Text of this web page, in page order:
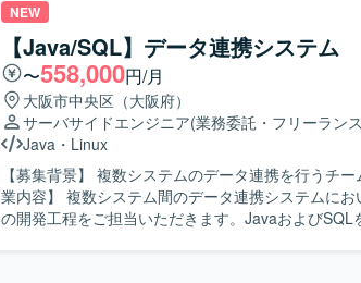
で発生しているバグ改修が中心となり、設計書を読
所の調査・解析から実装、テストまで一連の工程
JavaScriptを使用して実施します。 【求める人物像】 設計書から仕様を素早く理解し、自ら課
題を発見して主体的に動ける方を求めています。フ
ニケーションをとりながら、バグ改修や機能改善を
す。 【ポジションの魅力】 エンタメ領域のECサイト刷新プロジェクトに参画し、チケット購
入やホテル・レストラン予約など多様な機能に関わ
おけるバグ改修を通じて、既存機能の理解や改修
開発経験をさらに積むことができます。 【開発環境】 Salesforce Commerce Cloudを基盤とし
たECサイトにおいて、Node.js上でJavaScriptを用
NEW
【Java/SQL】データ連携システム
〜558,000円/月
大阪市中央区（大阪府）
サーバサイドエンジニア(業務委託・フリーラン
Java ・ Linux
【募集背景】 複数システムのデータ連携を行うチーム
業内容】 複数システム間のデータ連携システムに
の開発工程をご担当いただきます。Javaおよび